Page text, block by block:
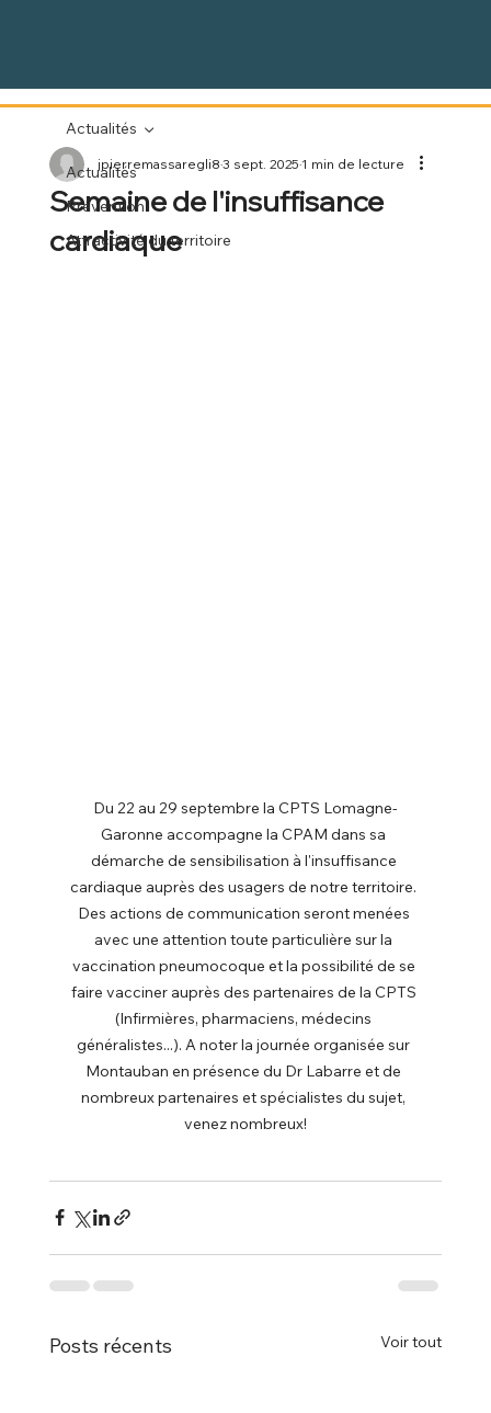
Actualités
Prévention
Attractivité du territoire
Actualités
Semaine de l'insuffisance
cardiaque
jpierremassaregli83 sept. 20251 min de lecture
Du 22 au 29 septembre la CPTS Lomagne-
Garonne accompagne la CPAM dans sa
démarche de sensibilisation à l'insuffisance
cardiaque auprès des usagers de notre territoire.
Des actions de communication seront menées
avec une attention toute particulière sur la
vaccination pneumocoque et la possibilité de se
faire vacciner auprès des partenaires de la CPTS
(Infirmières, pharmaciens, médecins
généralistes...). A noter la journée organisée sur
Montauban en présence du Dr Labarre et de
nombreux partenaires et spécialistes du sujet,
venez nombreux!
Posts récents Voir tout